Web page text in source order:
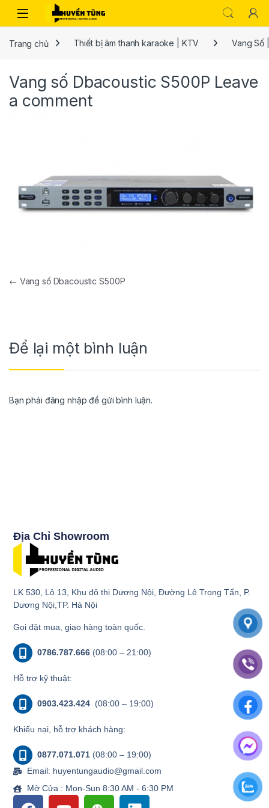
Trang chủ Thiết bị âm thanh karaoke | KTV Vang Số
Vang số Dbacoustic S500P Leave
a comment
← Vang số Dbacoustic S500P
Để lại một bình luận
Bạn phải đăng nhập để gửi bình luận.
Địa Chỉ Showroom
LK 530, Lô 13, Khu đô thị Dương Nội, Đường Lê Trọng Tấn, P.
Dương Nội,TP. Hà Nội
Gọi đặt mua, giao hàng toàn quốc.
0786.787.666 (08:00 – 21:00)
Hỗ trợ kỹ thuật:
0903.423.424 (08:00 – 19:00)
Khiếu nại, hỗ trợ khách hàng:
0877.071.071 (08:00 – 19:00)
Email: huyentungaudio@gmail.com
Mở Cửa : Mon-Sun 8:30 AM - 6:30 PM